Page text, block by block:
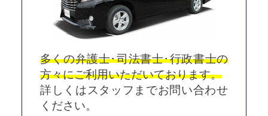
多くの弁護士･司法書士･行政書士の
方々にご利用いただいております。
詳しくはスタッフまでお問い合わせ
ください。